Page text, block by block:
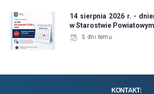
14 sierpnia 2026 r. -
w Starostwie
5 dni temu
KONTAKT: